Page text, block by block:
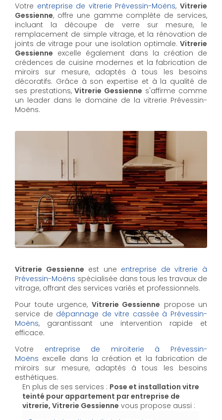
Votre entreprise de vitrerie Prévessin-Moëns,Vitrerie
Gessienne, offre une gamme complète de services,
incluant la découpe de verre sur mesure, le
remplacement de simple vitrage, et la rénovation de
joints de vitrage pour une isolation optimale. Vitrerie
Gessienne excelle également dans la création de
crédences de cuisine modernes et la fabrication de
miroirs sur mesure, adaptés à tous les besoins
décoratifs. Grâce à son expertise et à la qualité de
ses prestations, Vitrerie Gessienne s'affirme comme
un leader dans le domaine de la vitrerie Prévessin-
Moëns.
Vitrerie Gessienne est une entreprise de vitrerie à
Prévessin-Moëns spécialisée dans tous les travaux de
vitrage, offrant des services variés et professionnels.
Pour toute urgence, Vitrerie Gessienne propose un
service de dépannage de vitre cassée à Prévessin-
Moëns, garantissant une intervention rapide et
efficace.
Votre entreprise de miroiterie à Prévessin-
Moëns excelle dans la création et la fabrication de
miroirs sur mesure, adaptés à tous les besoins
esthétiques.
En plus de ses services : Pose et installation vitre
teinté pour appartement par entreprise de
vitrerie, Vitrerie Gessienne vous propose aussi :